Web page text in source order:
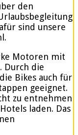
den
sind unsere
Motoren mit
Durch die
Bikes auch für
geeignet.
zu entnehmen
laden. Das